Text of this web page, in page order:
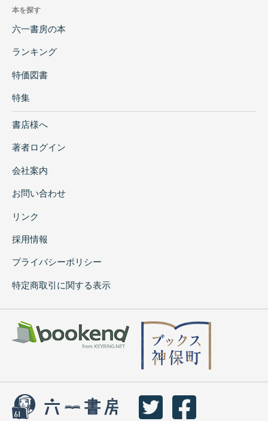
本を探す
六一書房の本
ランキング
特価図書
特集
書店様へ
著者ログイン
会社案内
お問い合わせ
リンク
採用情報
プライバシーポリシー
特定商取引に関する表示